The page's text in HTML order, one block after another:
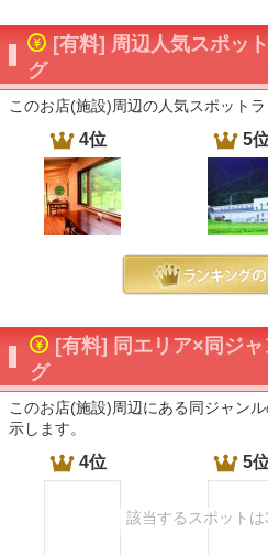
[有料] 周辺人気スポッ
グ
このお店(施設)周辺の人気スポットラ
4位 5
[有料] 同エリア×同ジ
グ
このお店(施設)周辺にある同ジャン
示します。
4位 5
該当するスポットは